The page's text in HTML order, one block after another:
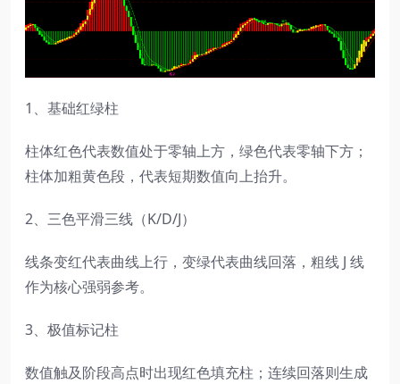
1、基础红绿柱
柱体红色代表数值处于零轴上方，绿色代表零轴下方；
柱体加粗黄色段，代表短期数值向上抬升。
2、三色平滑三线（K/D/J）
线条变红代表曲线上行，变绿代表曲线回落，粗线 J 线
作为核心强弱参考。
3、极值标记柱
数值触及阶段高点时出现红色填充柱；连续回落则生成